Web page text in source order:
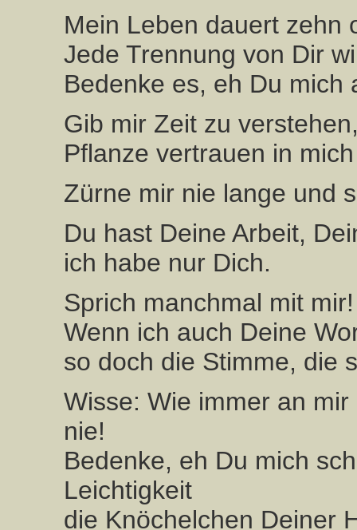
Mein Leben dauert zehn
Jede Trennung von Dir
Bedenke es, eh Du mich
Gib mir Zeit zu
Pflanze vertrauen in
Zürne mir nie lange und
Du hast Deine Arbeit,
ich habe nur Dich.
Sprich manchmal mit mir!
Wenn ich auch Deine
so doch die Stimme, die
Wisse: Wie immer an
nie!
Bedenke, eh Du mich
Leichtigkeit
die Knöchelchen Deiner